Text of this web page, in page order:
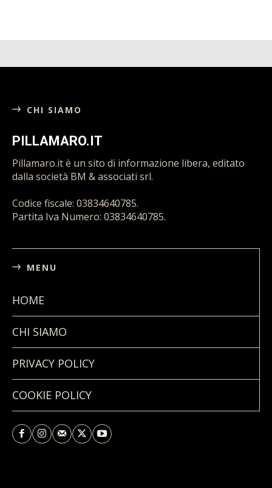
CHI SIAMO
PILLAMARO.IT
Pillamaro.it è un sito di informazione libera, editato
dalla società BM & associati srl.
Codice fiscale: 03834640785.
Partita Iva Numero: 03834640785.
MENU
HOME
CHI SIAMO
PRIVACY POLICY
COOKIE POLICY